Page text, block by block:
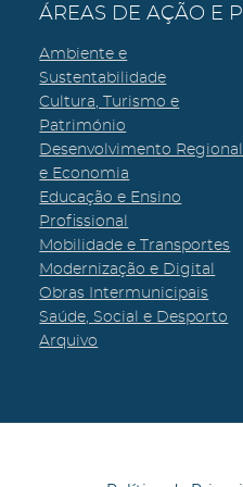
ÁREAS DE AÇÃO E
Ambiente e
Sustentabilidade
Cultura, Turismo e
Património
Desenvolvimento Regional
e Economia
Educação e Ensino
Profissional
Mobilidade e Transportes
Modernização e Digital
Obras Intermunicipais
Saúde, Social e Desporto
Arquivo